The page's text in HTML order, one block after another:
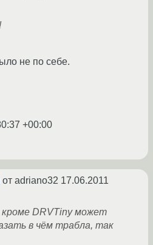
не по себе.
+00:00
от adriano32 17.06.2011
DRVTiny может
в чём трабла, так